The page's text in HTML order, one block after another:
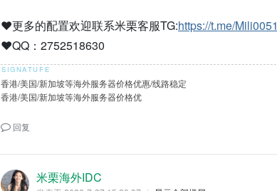
❤️更多的配置欢迎联系米栗客服TG:https://t.me/Mili0051
❤️QQ：2752518630
香港/美国/新加坡等海外服务器价格优惠/线路稳定
香港/美国/新加坡等海外服务器价格优
回复
米栗海外IDC